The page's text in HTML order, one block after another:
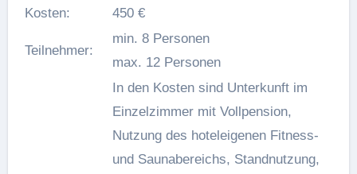
Kosten:
450 €
Teilnehmer:
min. 8 Personen
max. 12 Personen
In den Kosten sind Unterkunft im
Einzelzimmer mit Vollpension,
Nutzung des hoteleigenen Fitness-
und Saunabereichs, Standnutzung,